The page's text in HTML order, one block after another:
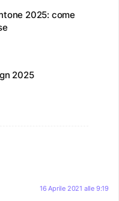
2025: come
2025
16 Aprile 2021 alle 9:19